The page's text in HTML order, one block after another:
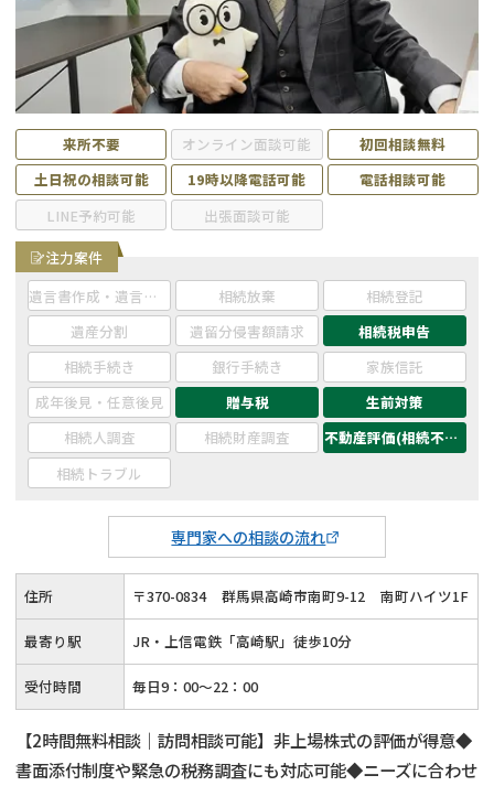
相続手続き
家族信託
贈与税
相続人調査
産)
遺言
遺産分割
不動産の相続
相続登記
来所不要 オンライン面談可能
初回相談無料
土日祝の相談可能
19時以降電話可能
電話相談可能
LINE予約可能
出張面談可能
専門家への相談の流れ
注力案件
遺言書作成・遺言執行
相続放棄
相続登記
遺産分割
遺留分侵害額請求
相続税申告
相続手続き
銀行手続き
家族信託
成年後見・任意後見
贈与税
生前対策
相続人調査
相続財産調査
不動産評価(相続不動産)
相続トラブル
住所 〒370-0834 群馬県高崎市南町9-12 南町ハイツ1F
最寄り駅 JR・上信電鉄「高崎駅」徒歩10分
受付時間 毎日9：00～22：00
【2時間無料相談｜訪問相談可能】非上場株式の評価が得意◆
書面添付制度や緊急の税務調査にも対応可能◆ニーズに合わせ